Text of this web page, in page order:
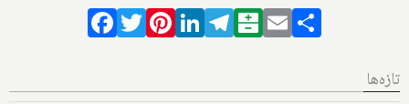
Facebook
TwitterPinterestLinkedIn
Telegram
Balatarin
Email
تازه‌ها